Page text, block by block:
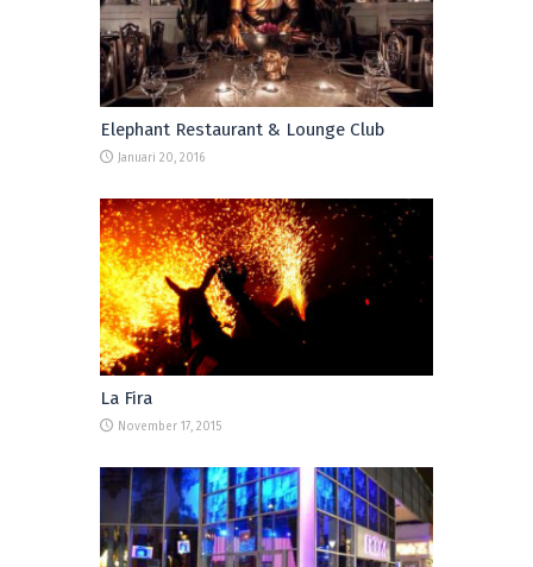
Elephant Restaurant & Lounge Club
Januari 20, 2016
La Fira
November 17, 2015